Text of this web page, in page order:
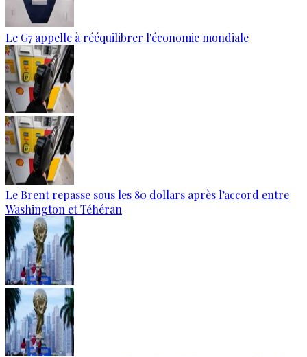
Le G7 appelle à rééquilibrer l'économie mondiale
Le Brent repasse sous les 80 dollars après l’accord entre
Washington et Téhéran